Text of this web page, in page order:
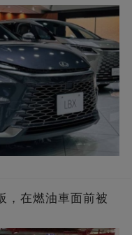
，在燃油車面前被